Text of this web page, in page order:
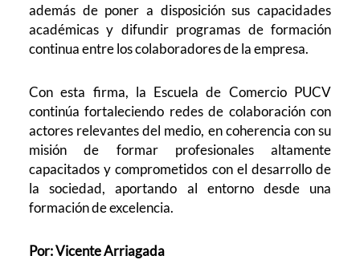
además de poner a disposición sus capacidades
académicas y difundir programas de formación
continua entre los colaboradores de la empresa.
Con esta firma, la Escuela de Comercio PUCV
continúa fortaleciendo redes de colaboración con
actores relevantes del medio, en coherencia con su
misión de formar profesionales altamente
capacitados y comprometidos con el desarrollo de
la sociedad, aportando al entorno desde una
formación de excelencia.
Por: Vicente Arriagada